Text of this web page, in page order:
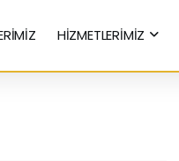
HİZMETLERİMİZ